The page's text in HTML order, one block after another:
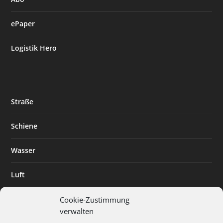
Cookie-Zustimmung
verwalten
ePaper
Logistik Hero
Straße
Schiene
Wasser
Luft